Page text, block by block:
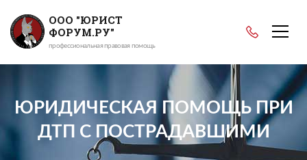
ООО "ЮРИСТ
ФОРУМ.РУ"
профессиональная правовая помощь
ЮРИДИЧЕСКАЯ ПОМОЩЬ ПРИ
ДТП С ПОСТРАДАВШИМИ